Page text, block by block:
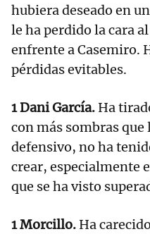
hubiera deseado en
le ha perdido la cara
enfrente a Casemiro.
pérdidas evitables.
1 Dani García. Ha
con más sombras que
defensivo, no ha
crear, especialmente
que se ha visto
1 Morcillo. Ha